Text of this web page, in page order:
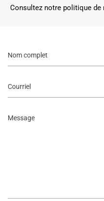
Consultez notre politique de
complet